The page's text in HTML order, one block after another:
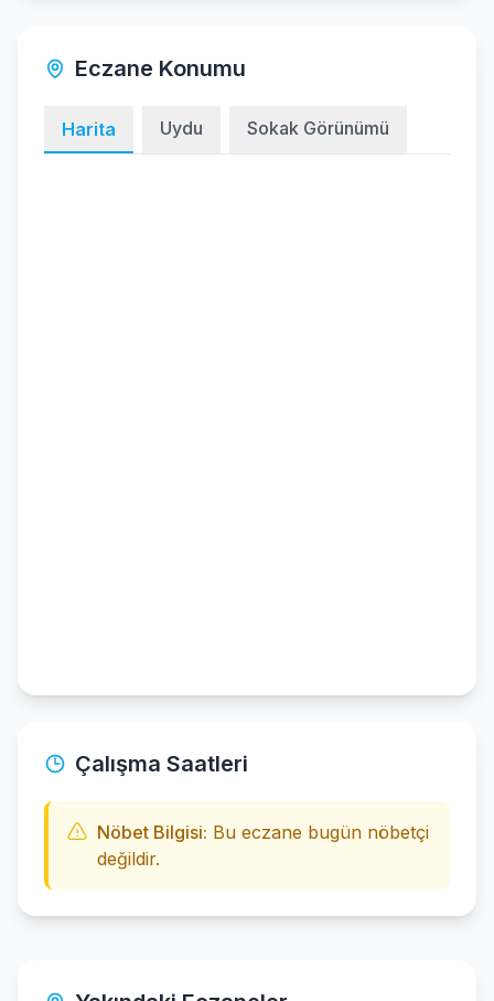
Eczane Konumu
Harita Uydu Sokak Görünümü
Çalışma Saatleri
Nöbet Bilgisi: Bu eczane bugün nöbetçi
değildir.